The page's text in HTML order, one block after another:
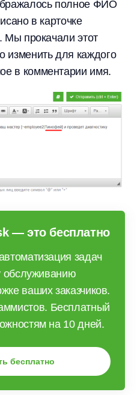
полное ФИО
в карточке
Мы прокачали этот
изменить для каждого
в комментарии имя.
— это бесплатно
задач
обслуживанию
ваших заказчиков.
Бесплатный
на 10 дней.
бесплатно